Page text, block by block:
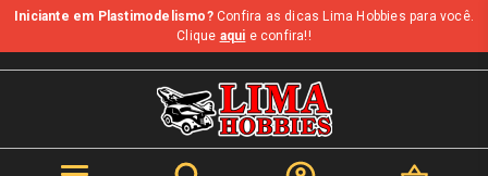
Iniciante em Plastimodelismo?Confira as dicas Lima Hobbies para você.
Clique aqui e confira!!